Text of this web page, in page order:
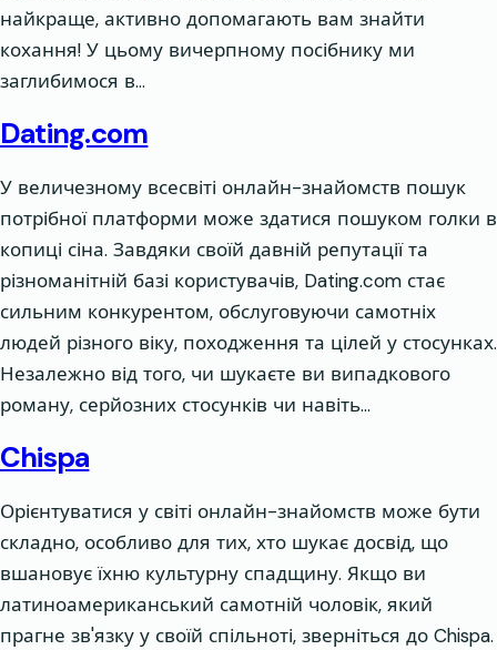
найкраще, активно допомагають вам знайти
кохання! У цьому вичерпному посібнику ми
заглибимося в…
Dating.com
У величезному всесвіті онлайн-знайомств пошук
потрібної платформи може здатися пошуком голки в
копиці сіна. Завдяки своїй давній репутації та
різноманітній базі користувачів, Dating.com стає
сильним конкурентом, обслуговуючи самотніх
людей різного віку, походження та цілей у стосунках.
Незалежно від того, чи шукаєте ви випадкового
роману, серйозних стосунків чи навіть…
Chispa
Орієнтуватися у світі онлайн-знайомств може бути
складно, особливо для тих, хто шукає досвід, що
вшановує їхню культурну спадщину. Якщо ви
латиноамериканський самотній чоловік, який
прагне зв'язку у своїй спільноті, зверніться до Chispa.